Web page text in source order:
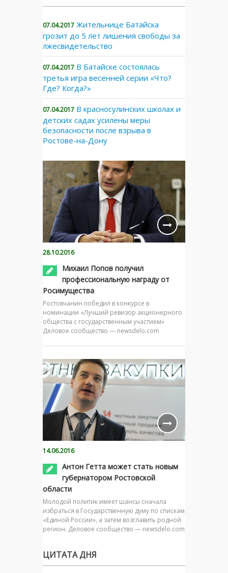
07.04.2017 Жительнице Батайска
грозит до 5 лет лишения свободы за
лжесвидетельство
07.04.2017 В Батайске состоялась
третья игра весенней серии «Что?
Где? Когда?»
07.04.2017 В красносулинских школах и
детских садах усилены меры
безопасности после взрыва в
Ростове-на-Дону
28.10.2016
Михаил Попов получил
профессиональную награду от
Росимущества
Ростовчанин победил в конкурсе в
номинации «Лучший ревизор акционерного
общества с государственным участием»
Деловое сообщество — newsdelo.com
14.06.2016
Антон Гетта может стать новым
губернатором Ростовской
области
Молодой политик имеет шансы сначала
избраться в Государственную думу по спискам
«Единой России», а затем возглавить родной
регион. Деловое сообщество — newsdelo.com
ЦИТАТА ДНЯ